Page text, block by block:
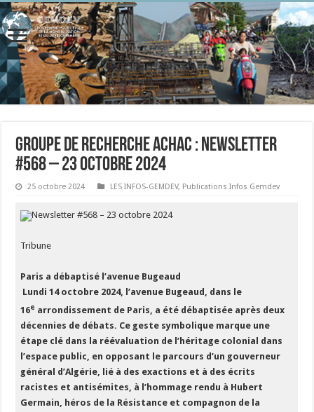
Groupe de recherche Achac : Newsletter
#568 – 23 octobre 2024
25 octobre 2024 LES INFOS-GEMDEV, Publications Infos Gemdev
Newsletter #568 – 23 octobre 2024
Tribune
Paris a débaptisé l’avenue Bugeaud
Lundi 14 octobre 2024, l’avenue Bugeaud, dans le
16e arrondissement de Paris, a été débaptisée après deux
décennies de débats. Ce geste symbolique marque une
étape clé dans la réévaluation de l’héritage colonial dans
l’espace public, en opposant le parcours d’un gouverneur
général d’Algérie, lié à des exactions et à des écrits
racistes et antisémites, à l’hommage rendu à Hubert
Germain, héros de la Résistance et compagnon de la